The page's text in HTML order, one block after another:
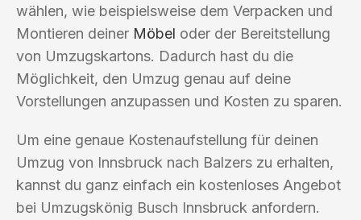
wählen, wie beispielsweise dem Verpacken und
Montieren deiner Möbel oder der Bereitstellung
von Umzugskartons. Dadurch hast du die
Möglichkeit, den Umzug genau auf deine
Vorstellungen anzupassen und Kosten zu sparen.
Um eine genaue Kostenaufstellung für deinen
Umzug von Innsbruck nach Balzers zu erhalten,
kannst du ganz einfach ein kostenloses Angebot
bei Umzugskönig Busch Innsbruck anfordern.